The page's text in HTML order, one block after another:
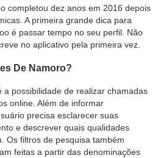
completou dez anos em 2016 depois
A primeira grande dica para
é passar tempo no seu perfil. Não
no aplicativo pela primeira vez.
De Namoro?
possibilidade de realizar chamadas
online. Além de informar
precisa esclarecer suas
e descrever quais qualidades
Os filtros de pesquisa também
feitas a partir das denominações